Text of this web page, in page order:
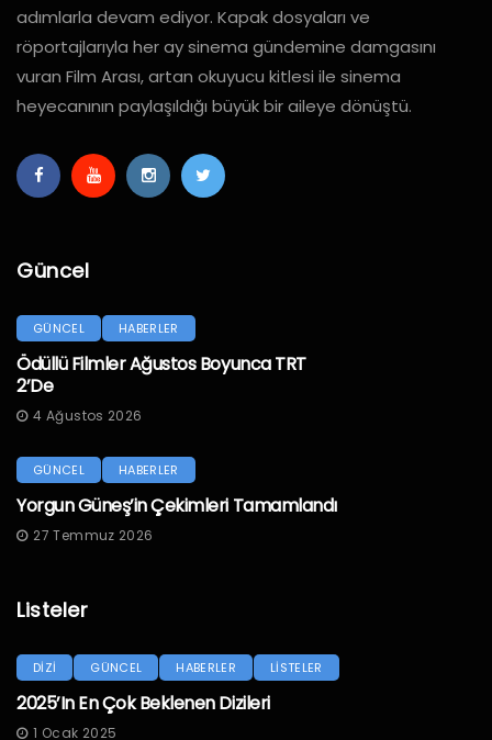
adımlarla devam ediyor. Kapak dosyaları ve
röportajlarıyla her ay sinema gündemine damgasını
vuran Film Arası, artan okuyucu kitlesi ile sinema
heyecanının paylaşıldığı büyük bir aileye dönüştü.
Güncel
GÜNCEL HABERLER
Ödüllü Filmler Ağustos Boyunca TRT
2’de
4 Ağustos 2026
GÜNCEL HABERLER
Yorgun Güneş’in Çekimleri Tamamlandı
27 Temmuz 2026
Listeler
DİZİ GÜNCEL HABERLER LİSTELER
2025’in En Çok Beklenen Dizileri
1 Ocak 2025